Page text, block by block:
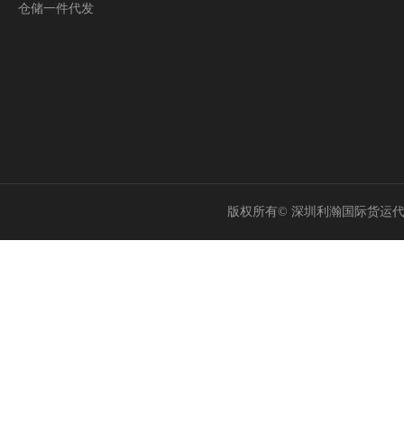
仓储一件代发
版权所有© 深圳利瀚国际货运